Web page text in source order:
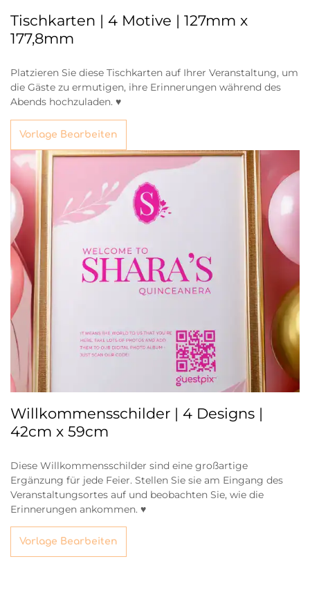
Tischkarten | 4 Motive | 127mm x
177,8mm
Platzieren Sie diese Tischkarten auf Ihrer Veranstaltung, um
die Gäste zu ermutigen, ihre Erinnerungen während des
Abends hochzuladen. ♥
Vorlage Bearbeiten
Willkommensschilder | 4 Designs |
42cm x 59cm
Diese Willkommensschilder sind eine großartige
Ergänzung für jede Feier. Stellen Sie sie am Eingang des
Veranstaltungsortes auf und beobachten Sie, wie die
Erinnerungen ankommen. ♥
Vorlage Bearbeiten